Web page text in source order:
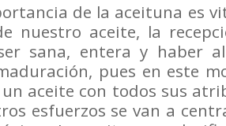
de la aceituna es
nuestro aceite, la
sana, entera y haber
pues en este
aceite con todos sus
esfuerzos se van a